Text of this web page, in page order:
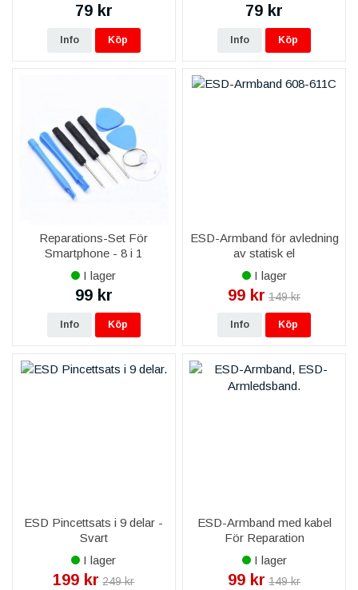
79 kr
Info Köp
79 kr
Info Köp
Reparations-Set För
Smartphone - 8 i 1
I lager
99 kr
Info Köp
ESD-Armband för avledning
av statisk el
I lager
99 kr 149 kr
Info Köp
ESD Pincettsats i 9 delar -
Svart
I lager
199 kr 249 kr
ESD-Armband med kabel
För Reparation
I lager
99 kr 149 kr